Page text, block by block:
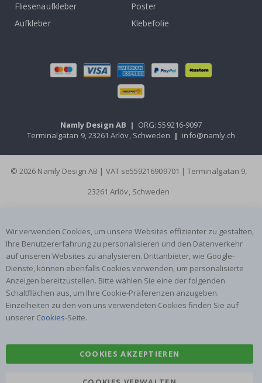
Fliesenaufkleber
Poster
Aufkleber
Klebefolie
Namly Design AB | ORG: 559216-9097
Terminalgatan 9, 23261 Arlöv, Schweden | info@namly.ch
© 2026 Namly Design AB | VAT se559216909701 | Terminalgatan 9,
23261 Arlöv, Schweden
Wir verwenden Cookies, um unsere Websites effizienter zu gestalten,
Ihre Benutzererfahrung zu personalisieren und den Datenverkehr
auf unseren Websites zu analysieren. Drittanbieter, wie Google-
Dienste, können ebenfalls Cookies verwenden, um personalisierte
Anzeigen bereitzustellen. Bitte wählen Sie eine der folgenden
Schaltflächen aus, um Ihre Cookie-Präferenzen anzugeben.
Einzelheiten zu den von uns verwendeten Cookies finden Sie auf
unserer Cookies-Seite.
COOKIES AKZEPTIEREN